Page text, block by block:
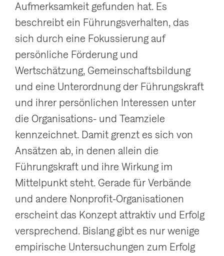
g
a
t
o
n
e
i
g
Aufmerksamkeit gefunden hat. Es
beschreibt ein Führungsverhalten, das
sich durch eine Fokussierung auf
persönliche Förderung und
Wertschätzung, Gemeinschaftsbildung
und eine Unterordnung der Führungskraft
und ihrer persönlichen Interessen unter
die Organisations- und Teamziele
kennzeichnet. Damit grenzt es sich von
Ansätzen ab, in denen allein die
Führungskraft und ihre Wirkung im
Mittelpunkt steht. Gerade für Verbände
und andere Nonprofit-Organisationen
erscheint das Konzept attraktiv und Erfolg
versprechend. Bislang gibt es nur wenige
empirische Untersuchungen zum Erfolg